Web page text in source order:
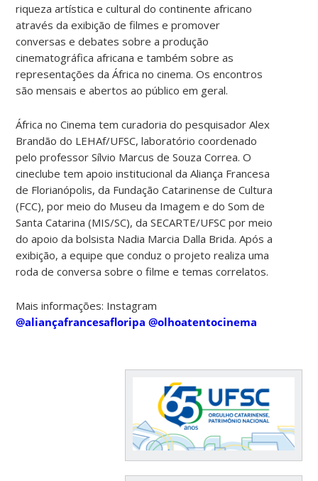
riqueza artística e cultural do continente africano
através da exibição de filmes e promover
conversas e debates sobre a produção
cinematográfica africana e também sobre as
representações da África no cinema. Os encontros
são mensais e abertos ao público em geral.
África no Cinema tem curadoria do pesquisador Alex
Brandão do LEHAf/UFSC, laboratório coordenado
pelo professor Sílvio Marcus de Souza Correa. O
cineclube tem apoio institucional da Aliança Francesa
de Florianópolis, da Fundação Catarinense de Cultura
(FCC), por meio do Museu da Imagem e do Som de
Santa Catarina (MIS/SC), da SECARTE/UFSC por meio
do apoio da bolsista Nadia Marcia Dalla Brida. Após a
exibição, a equipe que conduz o projeto realiza uma
roda de conversa sobre o filme e temas correlatos.
Mais informações: Instagram
@aliançafrancesafloripa @olhoatentocinema